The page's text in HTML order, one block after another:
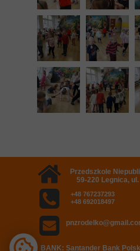
BANK: Santander Bank
Przedszkole
59-220 Legnica,
+48 767237293
+48 692018497